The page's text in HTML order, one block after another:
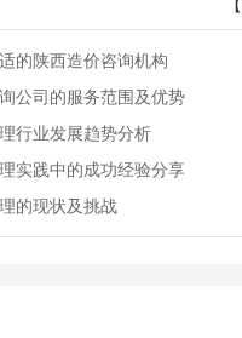
的陕西造价咨询机构
公司的服务范围及优势
行业发展趋势分析
实践中的成功经验分享
的现状及挑战